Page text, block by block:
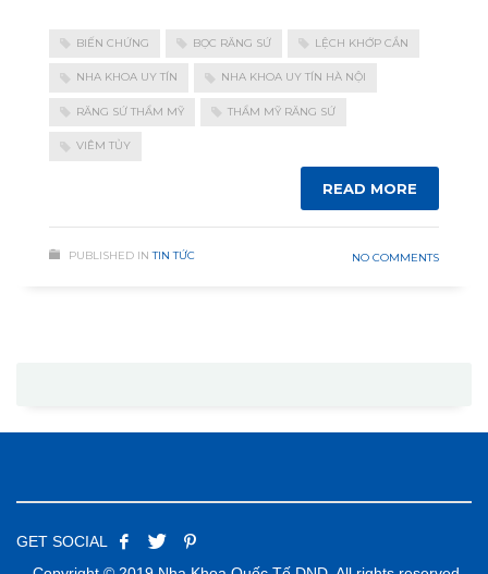
BIẾN CHỨNG BỌC RĂNG SỨ LỆCH KHỚP CẮN
NHA KHOA UY TÍN NHA KHOA UY TÍN HÀ NỘI
RĂNG SỨ THẨM MỸ THẨM MỸ RĂNG SỨ
VIÊM TỦY
READ MORE
PUBLISHED IN TIN TỨC NO COMMENTS
GET SOCIAL